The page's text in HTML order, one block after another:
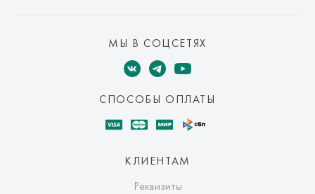
МЫ В СОЦСЕТЯХ
СПОСОБЫ ОПЛАТЫ
КЛИЕНТАМ
Реквизиты